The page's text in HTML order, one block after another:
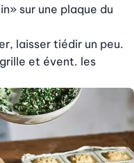
sur une plaque du
laisser tiédir un peu.
et évent. les